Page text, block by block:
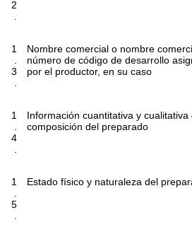
2
.
1
.
3
.
Nombre comercial o nombre
número de código de desarrollo
por el productor, en su caso
1
.
4
.
Información cuantitativa y
composición del preparado
1
.
5
.
Estado físico y naturaleza del